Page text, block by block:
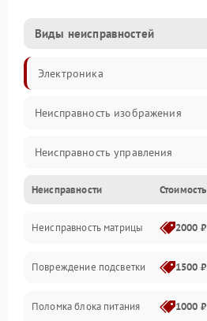
Виды неисправностей
Электроника
Неисправность изображения
Неисправность управления
Неисправность интерфейсов
Прочие неисправности
Неисправность звука
Механические повреждения
Неисправности Стоимость
Неисправность матрицы 2000 ₽
Повреждение подсветки 1500 ₽
Поломка блока питания 1000 ₽